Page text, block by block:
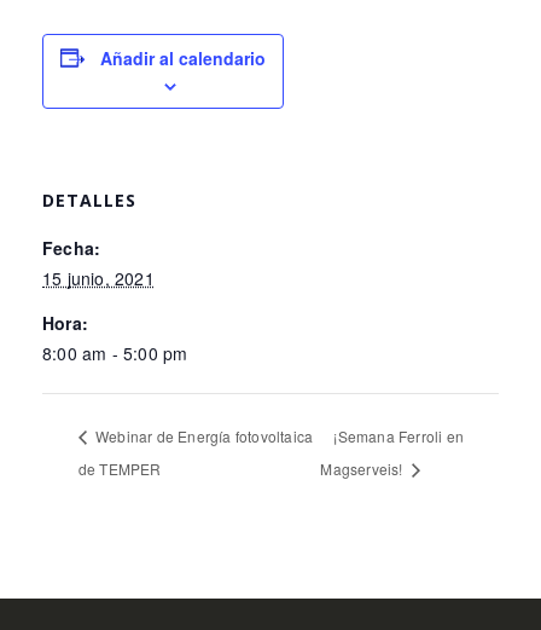
Añadir al calendario
DETALLES
Fecha:
15 junio, 2021
Hora:
8:00 am - 5:00 pm
Webinar de Energía fotovoltaica
de TEMPER
¡Semana Ferroli en
Magserveis!